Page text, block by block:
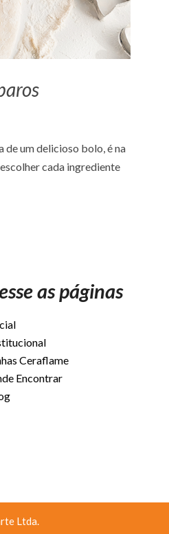
de um delicioso bolo, é na
cada ingrediente
as páginas
Ceraflame
Encontrar
Ltda.